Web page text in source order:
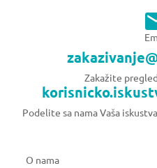
Zakažite
Podelite sa nama Vaša
O nama